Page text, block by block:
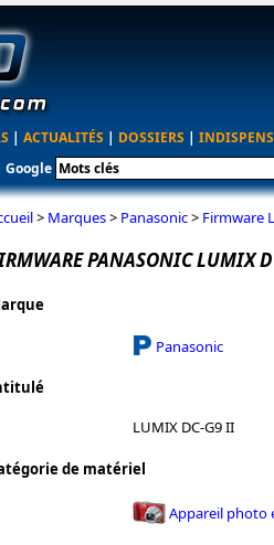
| ACTUALITÉS | DOSSIERS |
Google
> Marques> Panasonic> Firmware
PANASONIC LUMIX
Panasonic
LUMIX DC-G9 II
de matériel
Appareil photo